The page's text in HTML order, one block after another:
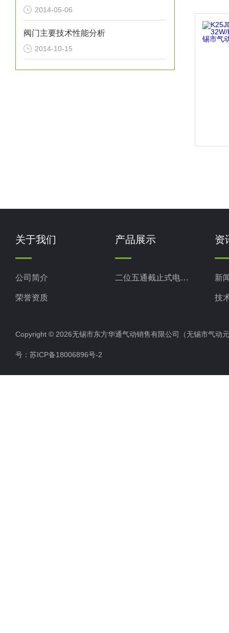
2014-05-06
阀门主要技术性能分析
2014-10-15
关于我们
公司简介
荣誉资质
产品展示
二位五通截止式电磁换向阀
资
新
技
Copyright © 2026无锡市东方华通气动销售有限公司（无锡市气
号： 苏ICP备18006896号-2